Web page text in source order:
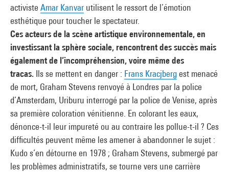
activiste Amar Kanvar utilisent le ressort de l’émotion
esthétique pour toucher le spectateur.
Ces acteurs de la scène artistique environnementale, en
investissant la sphère sociale, rencontrent des succès mais
également de l’incompréhension, voire même des
tracas. Ils se mettent en danger : Frans Kracjbergest menacé
de mort, Graham Stevens renvoyé à Londres par la police
d’Amsterdam, Uriburu interrogé par la police de Venise, après
sa première coloration vénitienne. En colorant les eaux,
dénonce-t-il leur impureté ou au contraire les pollue-t-il ? Ces
difficultés peuvent même les amener à abandonner le sujet :
Kudo s’en détourne en 1978 ; Graham Stevens, submergé par
les problèmes administratifs, se tourne vers une carrière